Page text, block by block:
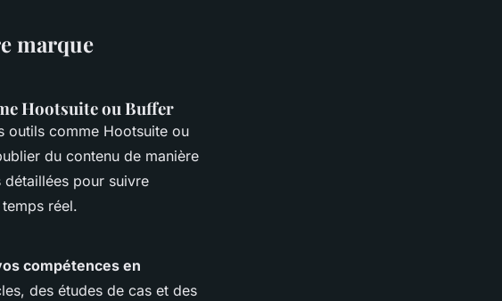
marque
Hootsuite ou Buffer
outils comme Hootsuite ou
du contenu de manière
pour suivre
réel.
compétences en
des études de cas et des